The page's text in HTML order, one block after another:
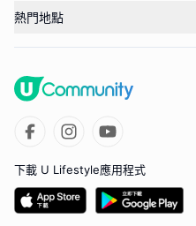
熱門地點
下載 U Lifestyle應用程式